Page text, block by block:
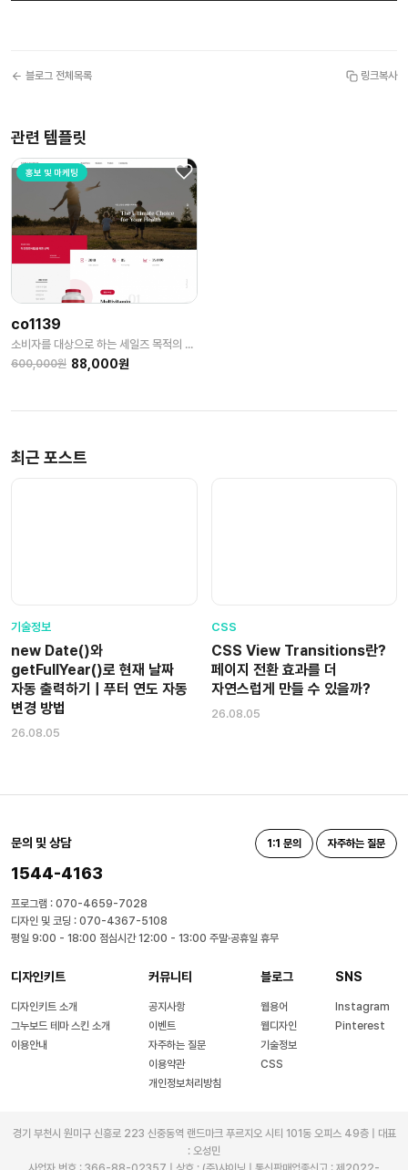
블로그 전체목록 링크복사
관련 템플릿
홍보 및 마케팅
co1139
소비자를 대상으로 하는 세일즈 목적의 영양제사이트 만들기
600,000원 88,000원
최근 포스트
기술정보
new Date()와
getFullYear()로 현재 날짜
자동 출력하기 | 푸터 연도 자동
변경 방법
26.08.05
CSS
CSS View Transitions란?
페이지 전환 효과를 더
자연스럽게 만들 수 있을까?
26.08.05
문의 및 상담
1544-4163
프로그램 : 070-4659-7028
디자인 및 코딩 : 070-4367-5108
평일 9:00 - 18:00 점심시간 12:00 - 13:00 주말·공휴일 휴무
디자인키트
디자인키트 소개
그누보드 테마 스킨 소개
이용안내
커뮤니티
공지사항
이벤트
자주하는 질문
이용약관
개인정보처리방침
블로그
웹용어
웹디자인
기술정보
CSS
SNS
Instagram
Pinterest
1:1 문의 자주하는 질문
경기 부천시 원미구 신흥로 223 신중동역 랜드마크 푸르지오 시티 101동 오피스 49층 | 대표
: 오성민